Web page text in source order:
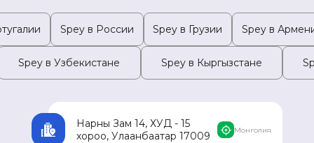
Spey в России Spey в Грузии Spey в
Spey в Узбекистане Spey в Кыргызстане
Нарны Зам 14, ХУД - 15
хороо, Улаанбаатар 17009
Монголия